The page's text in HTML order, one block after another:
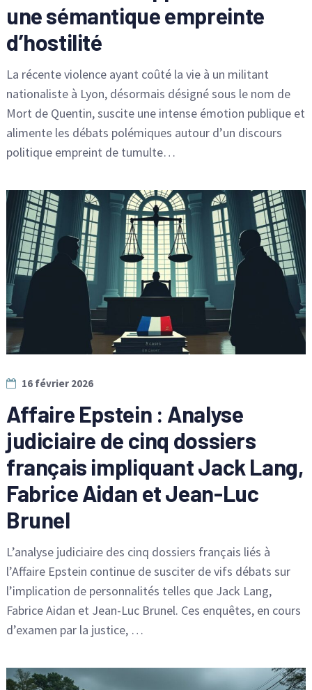
une sémantique empreinte
d’hostilité
La récente violence ayant coûté la vie à un militant
nationaliste à Lyon, désormais désigné sous le nom de
Mort de Quentin, suscite une intense émotion publique et
alimente les débats polémiques autour d’un discours
politique empreint de tumulte…
16 février 2026
Affaire Epstein : Analyse
judiciaire de cinq dossiers
français impliquant Jack Lang,
Fabrice Aidan et Jean-Luc
Brunel
L’analyse judiciaire des cinq dossiers français liés à
l’Affaire Epstein continue de susciter de vifs débats sur
l’implication de personnalités telles que Jack Lang,
Fabrice Aidan et Jean-Luc Brunel. Ces enquêtes, en cours
d’examen par la justice, …